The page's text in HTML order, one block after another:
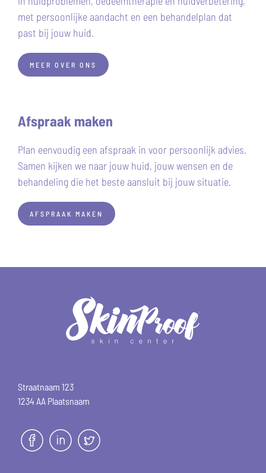
met persoonlijke aandacht en een behandelplan dat
past bij jouw huid.
MEER OVER ONS
Afspraak maken
Plan eenvoudig een afspraak in voor persoonlijk advies.
Samen kijken we naar jouw huid, jouw wensen en de
behandeling die het beste aansluit bij jouw situatie.
AFSPRAAK MAKEN
Straatnaam 123
1234 AA Plaatsnaam